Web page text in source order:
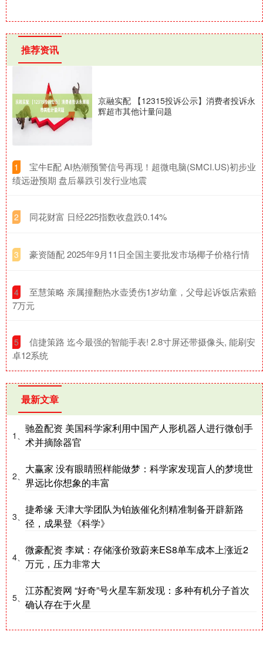
推荐资讯
京融实配 【12315投诉公示】消费者投诉永
辉超市其他计量问题
1
​宝牛E配 AI热潮预警信号再现！超微电脑(SMCI.US)初步业
绩远逊预期 盘后暴跌引发行业地震
2 ​同花财富 日经225指数收盘跌0.14%
3 ​豪资随配 2025年9月11日全国主要批发市场椰子价格行情
4
​至慧策略 亲属撞翻热水壶烫伤1岁幼童，父母起诉饭店索赔
7万元
5
​信捷策路 迄今最强的智能手表! 2.8寸屏还带摄像头, 能刷安
卓12系统
最新文章
1、
驰盈配资 美国科学家利用中国产人形机器人进行微创手
术并摘除器官
2、
大赢家 没有眼睛照样能做梦：科学家发现盲人的梦境世
界远比你想象的丰富
3、
捷希缘 天津大学团队为铂族催化剂精准制备开辟新路
径，成果登《科学》
4、
微豪配资 李斌：存储涨价致蔚来ES8单车成本上涨近2
万元，压力非常大
5、
江苏配资网 “好奇”号火星车新发现：多种有机分子首次
确认存在于火星